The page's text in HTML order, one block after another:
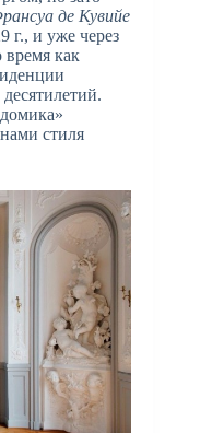
де Кувийе
г., и уже через
время как
стиля